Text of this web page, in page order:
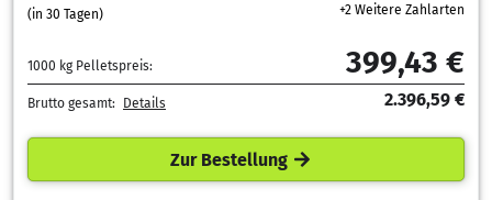
(in 30 Tagen)
+2 Weitere Zahlarten
1000 kg Pelletspreis: 399,43 €
Brutto gesamt: Details 2.396,59 €
Zur Bestellung